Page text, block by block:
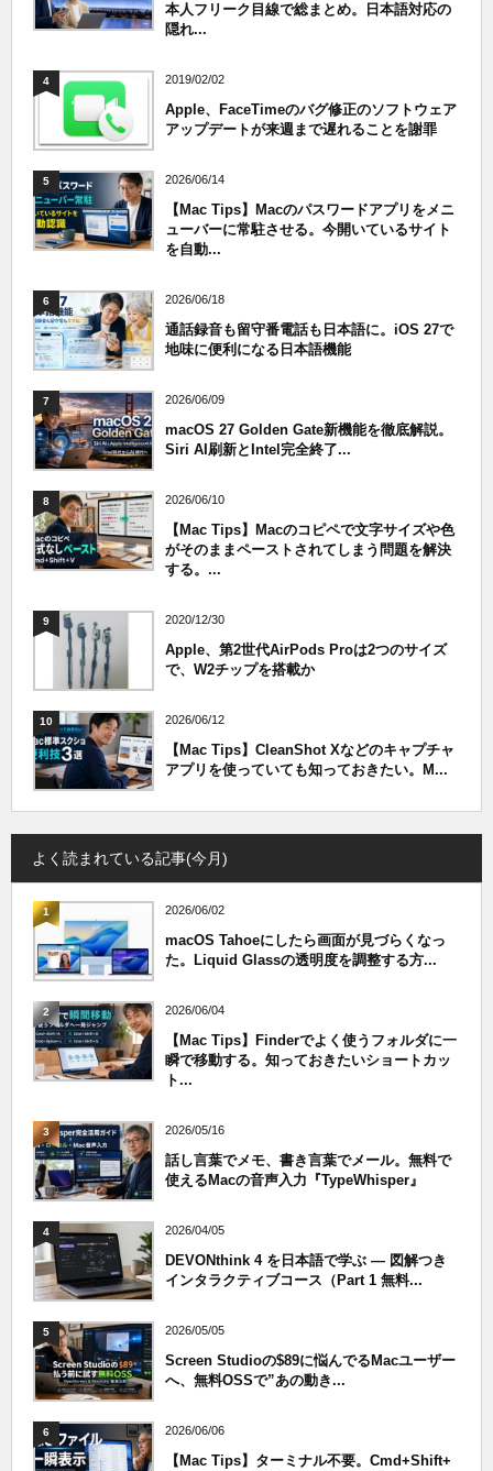
本人フリーク目線で総まとめ。日本語対応の
隠れ...
4 2019/02/02
Apple、FaceTimeのバグ修正のソフトウェア
アップデートが来週まで遅れることを謝罪
5 2026/06/14
【Mac Tips】Macのパスワードアプリをメニ
ューバーに常駐させる。今開いているサイト
を自動...
6 2026/06/18
通話録音も留守番電話も日本語に。iOS 27で
地味に便利になる日本語機能
7 2026/06/09
macOS 27 Golden Gate新機能を徹底解説。
Siri AI刷新とIntel完全終了...
8 2026/06/10
【Mac Tips】Macのコピペで文字サイズや色
がそのままペーストされてしまう問題を解決
する。...
9 2020/12/30
Apple、第2世代AirPods Proは2つのサイズ
で、W2チップを搭載か
10 2026/06/12
【Mac Tips】CleanShot Xなどのキャプチャ
アプリを使っていても知っておきたい。M...
よく読まれている記事(今月)
1 2026/06/02
macOS Tahoeにしたら画面が見づらくなっ
た。Liquid Glassの透明度を調整する方...
2 2026/06/04
【Mac Tips】Finderでよく使うフォルダに一
瞬で移動する。知っておきたいショートカッ
ト...
3 2026/05/16
話し言葉でメモ、書き言葉でメール。無料で
使えるMacの音声入力『TypeWhisper』
4 2026/04/05
DEVONthink 4 を日本語で学ぶ — 図解つき
インタラクティブコース（Part 1 無料...
5 2026/05/05
Screen Studioの$89に悩んでるMacユーザー
へ、無料OSSで”あの動き...
6 2026/06/06
【Mac Tips】ターミナル不要。Cmd+Shift+